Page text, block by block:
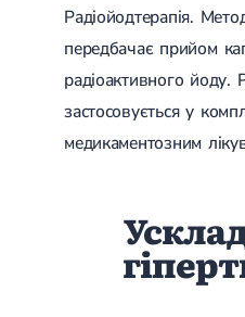
Радіойодтерапія.
передбачає прийом
радіоактивного йоду.
застосовується у
медикаментозним